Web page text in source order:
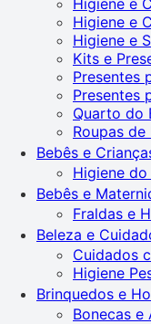
Higiene e
Higiene e
Kits e
Presentes
Presentes
Quarto do
Roupas de
Bebês e
Higiene do
Bebês e
Fraldas e
Beleza e
Cuidados
Higiene
Brinquedos e
Bonecas e